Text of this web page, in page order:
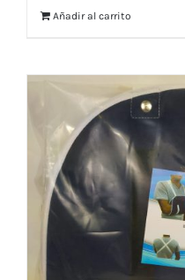
Añadir al carrito